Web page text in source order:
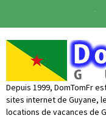
Depuis 1999, DomTomFr
sites internet de Guyane,
locations de vacances de